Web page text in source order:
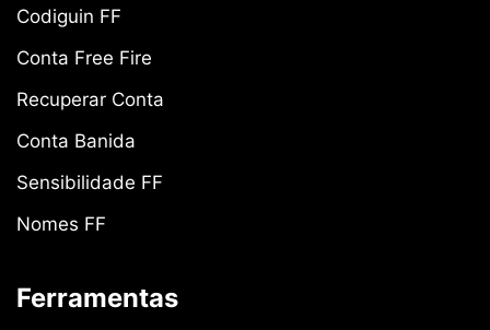
Codiguin FF
Conta Free Fire
Recuperar Conta
Conta Banida
Sensibilidade FF
Nomes FF
Ferramentas